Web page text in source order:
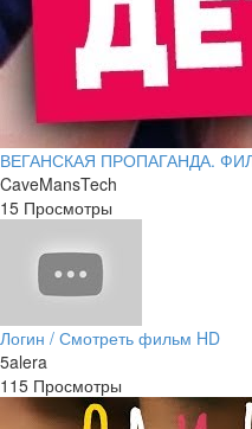
ВЕГАНСКАЯ ПРОПАГАНДА.
CaveMansTech
15 Просмотры
Логин / Смотреть фильм HD
5alera
115 Просмотры